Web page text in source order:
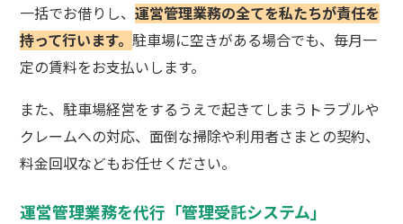
一括でお借りし、運営管理業務の全てを私たちが責任を
持って行います。 駐車場に空きがある場合でも、毎月一
定の賃料をお支払いします。
また、駐車場経営をするうえで起きてしまうトラブルや
クレームへの対応、面倒な掃除や利用者さまとの契約、
料金回収などもお任せください。
運営管理業務を代行「管理受託システム」